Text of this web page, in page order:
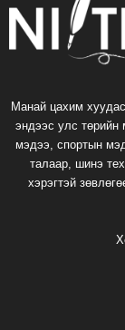
Манай цахим
эндээс улс төрийн
мэдээ, спортын
талаар, шинэ
хэрэгтэй